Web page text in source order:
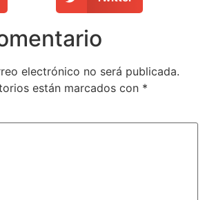
electrónico no será publicada.
están marcados con *